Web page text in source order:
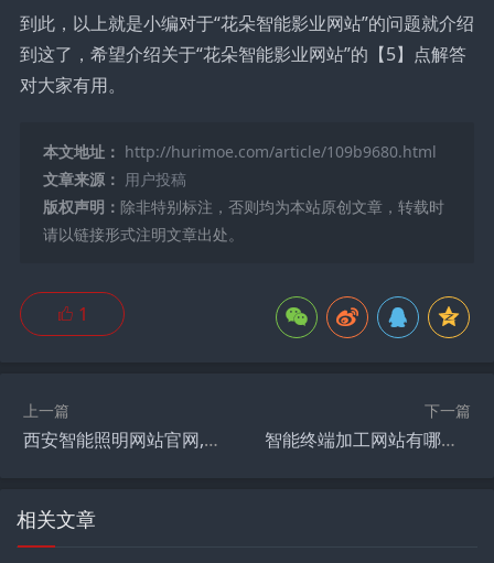
到此，以上就是小编对于“花朵智能影业网站”的问题就介绍
到这了，希望介绍关于“花朵智能影业网站”的【5】点解答
对大家有用。
本文地址： http://hurimoe.com/article/109b9680.html
文章来源： 用户投稿
版权声明： 除非特别标注，否则均为本站原创文章，转载时
请以链接形式注明文章出处。
1
上一篇
西安智能照明网站官网,西安灯光秀哪里好看？
下一篇
智能终端加工网站有哪些,水饺加工厂怎么跑业务？
相关文章